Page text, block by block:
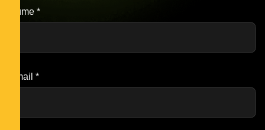
Nume *
Email *